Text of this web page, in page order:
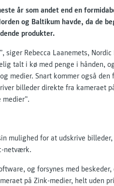
år som andet end en
og Baltikum havde, da de
produkter.
”, siger Rebecca Laanemets,
talt i kø med penge i hånden,
medier. Snart kommer også den
billeder direkte fra kameraet
mulighed for at udskrive
netværk.
og forsynes med beskeder,
på Zink-medier, helt uden